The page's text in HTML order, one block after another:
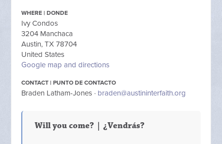
WHERE | DONDE
Ivy Condos
3204 Manchaca
Austin, TX 78704
United States
Google map and directions
CONTACT | PUNTO DE CONTACTO
Braden Latham-Jones · braden@austininterfaith.org
Will you come? | ¿Vendrás?